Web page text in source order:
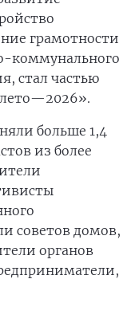
грамотности
коммунального
стал частью
больше 1,4
из более
советов домов,
органов